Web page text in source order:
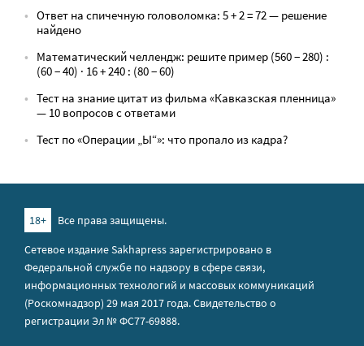
Ответ на спичечную головоломка: 5 + 2 = 72 — решение
найдено
Математический челлендж: решите пример (560 − 280) :
(60 − 40) · 16 + 240 : (80 − 60)
Тест на знание цитат из фильма «Кавказская пленница»
— 10 вопросов с ответами
Тест по «Операции „Ы“»: что пропало из кадра?
18+
Все права защищены.
Сетевое издание Sakhapress зарегистрировано в
Федеральной службе по надзору в сфере связи,
информационных технологий и массовых коммуникаций
(Роскомнадзор) 29 мая 2017 года. Свидетельство о
регистрации Эл № ФС77-69888.